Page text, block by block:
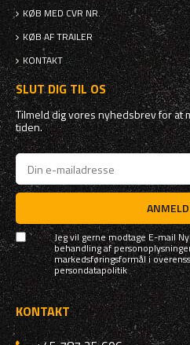
KØB MED CVR NR.
KØB AF TRAILER
KONTAKT
SLUT DIG TIL OS
Tilmeld dig vores nyhedsbrev for at
tiden.
Jeg vil gerne modtage E-mail
behandling af
markedsføringsformål i
persondatapolitik
KONTAKT